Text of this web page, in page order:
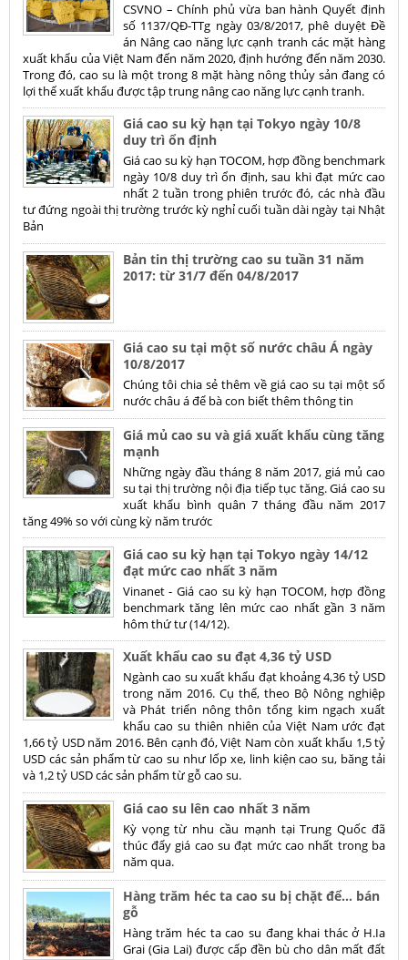
CSVNO – Chính phủ vừa ban hành Quyết định
số 1137/QĐ-TTg ngày 03/8/2017, phê duyệt Đề
án Nâng cao năng lực cạnh tranh các mặt hàng
xuất khẩu của Việt Nam đến năm 2020, định hướng đến năm 2030.
Trong đó, cao su là một trong 8 mặt hàng nông thủy sản đang có
lợi thế xuất khẩu được tập trung nâng cao năng lực cạnh tranh.
Giá cao su kỳ hạn tại Tokyo ngày 10/8
duy trì ổn định
Giá cao su kỳ hạn TOCOM, hợp đồng benchmark
ngày 10/8 duy trì ổn định, sau khi đạt mức cao
nhất 2 tuần trong phiên trước đó, các nhà đầu
tư đứng ngoài thị trường trước kỳ nghỉ cuối tuần dài ngày tại Nhật
Bản
Bản tin thị trường cao su tuần 31 năm
2017: từ 31/7 đến 04/8/2017
Giá cao su tại một số nước châu Á ngày
10/8/2017
Chúng tôi chia sẻ thêm về giá cao su tại một số
nước châu á để bà con biết thêm thông tin
Giá mủ cao su và giá xuất khẩu cùng tăng
mạnh
Những ngày đầu tháng 8 năm 2017, giá mủ cao
su tại thị trường nội địa tiếp tục tăng. Giá cao su
xuất khẩu bình quân 7 tháng đầu năm 2017
tăng 49% so với cùng kỳ năm trước
Giá cao su kỳ hạn tại Tokyo ngày 14/12
đạt mức cao nhất 3 năm
Vinanet - Giá cao su kỳ hạn TOCOM, hợp đồng
benchmark tăng lên mức cao nhất gần 3 năm
hôm thứ tư (14/12).
​Xuất khẩu cao su đạt 4,36 tỷ USD
Ngành cao su xuất khẩu đạt khoảng 4,36 tỷ USD
trong năm 2016. Cụ thể, theo Bộ Nông nghiệp
và Phát triển nông thôn tổng kim ngạch xuất
khẩu cao su thiên nhiên của Việt Nam ước đạt
1,66 tỷ USD năm 2016. Bên cạnh đó, Việt Nam còn xuất khẩu 1,5 tỷ
USD các sản phẩm từ cao su như lốp xe, linh kiện cao su, băng tải
và 1,2 tỷ USD các sản phẩm từ gỗ cao su.
Giá cao su lên cao nhất 3 năm
Kỳ vọng từ nhu cầu mạnh tại Trung Quốc đã
thúc đẩy giá cao su đạt mức cao nhất trong ba
năm qua.
Hàng trăm héc ta cao su bị chặt để… bán
gỗ
Hàng trăm héc ta cao su đang khai thác ở H.Ia
Grai (Gia Lai) được cấp đền bù cho dân mất đất